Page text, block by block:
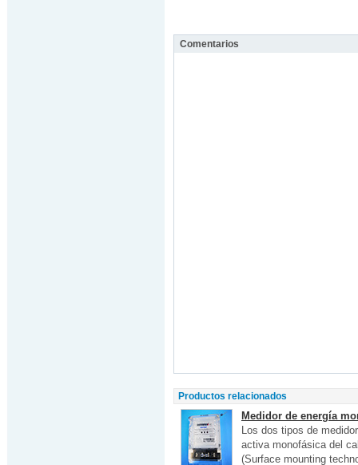
Comentarios
Productos relacionados
Medidor de energía
Los dos tipos de
activa monofásica del
(Surface mounting